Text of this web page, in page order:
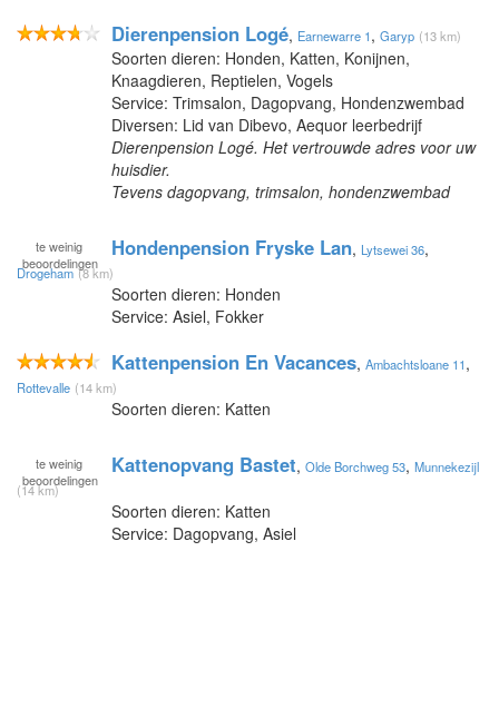
Dierenpension Logé, Earnewarre 1, Garyp (13 km)
Soorten dieren: Honden, Katten, Konijnen,
Knaagdieren, Reptielen, Vogels
Service: Trimsalon, Dagopvang, Hondenzwembad
Diversen: Lid van Dibevo, Aequor leerbedrijf
Dierenpension Logé. Het vertrouwde adres voor uw
huisdier.
Tevens dagopvang, trimsalon, hondenzwembad
te weinig
beoordelingen
Hondenpension Fryske Lan, Lytsewei 36,
Drogeham (8 km)
Soorten dieren: Honden
Service: Asiel, Fokker
Kattenpension En Vacances, Ambachtsloane 11,
Rottevalle (14 km)
Soorten dieren: Katten
te weinig
beoordelingen
Kattenopvang Bastet, Olde Borchweg 53, Munnekezijl
(14 km)
Soorten dieren: Katten
Service: Dagopvang, Asiel